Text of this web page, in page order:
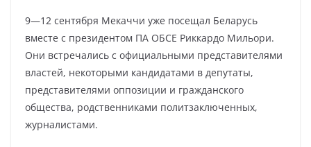
9—12 сентября Мекаччи уже посещал Беларусь
вместе с президентом ПА ОБСЕ Риккардо Мильори.
Они встречались с официальными представителями
властей, некоторыми кандидатами в депутаты,
представителями оппозиции и гражданского
общества, родственниками политзаключенных,
журналистами.